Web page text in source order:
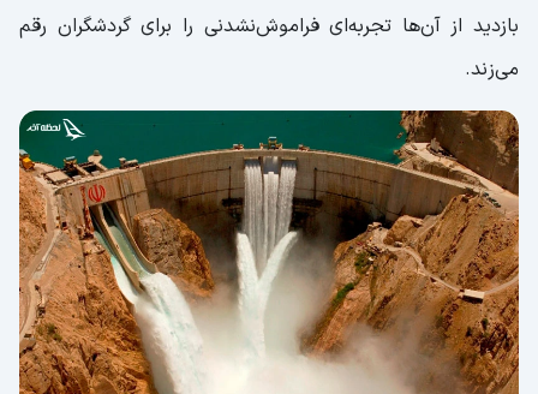
بازدید از آن‌ها تجربه‌ای فراموش‌نشدنی را برای گردشگران رقم
می‌زند.